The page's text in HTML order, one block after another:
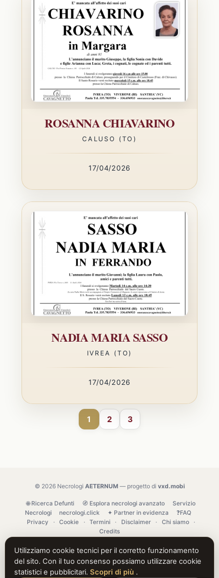
ROSANNA CHIAVARINO
CALUSO (TO)
17/04/2026
NADIA MARIA SASSO
IVREA (TO)
17/04/2026
1 2 3
© 2026 Necrologi AETERNUM— progetto di vxd.mobi
🌐 Ricerca Defunti 🧭 Esplora necrologi avanzato
Servizio
Necrologi
necrologi.click ✦ Partner in evidenza
❓FAQ
Privacy
· Cookie · Termini · Disclaimer · Chi siamo
·
Credits
Utilizziamo cookie tecnici per il corretto funzionamento
del sito. Con il tuo consenso possiamo utilizzare cookie
statistici e pubblicitari. Scopri di più .